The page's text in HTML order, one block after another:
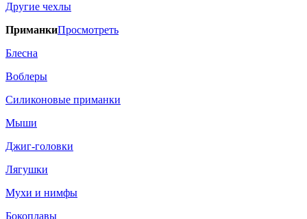
Другие чехлы
ПриманкиПросмотреть
Блесна
Воблеры
Силиконовые приманки
Мыши
Джиг-головки
Лягушки
Мухи и нимфы
Бокоплавы